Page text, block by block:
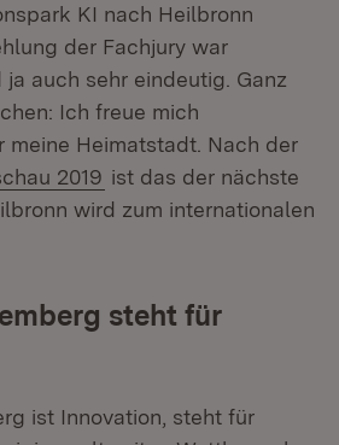
KI nach Heilbronn
der Fachjury war
auch sehr eindeutig. Ganz
Ich freue mich
meine Heimatstadt. Nach der
2019 (Öffnet in neuem
ist das der nächste
wird zum internationalen
steht für
ist Innovation, steht für